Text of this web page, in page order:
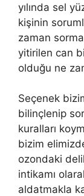
yılında sel
kişinin
zaman
yitirilen can
olduğu ne
Seçenek
bilinçlenip
kuralları
bizim
ozondaki
intikamı
aldatmakla